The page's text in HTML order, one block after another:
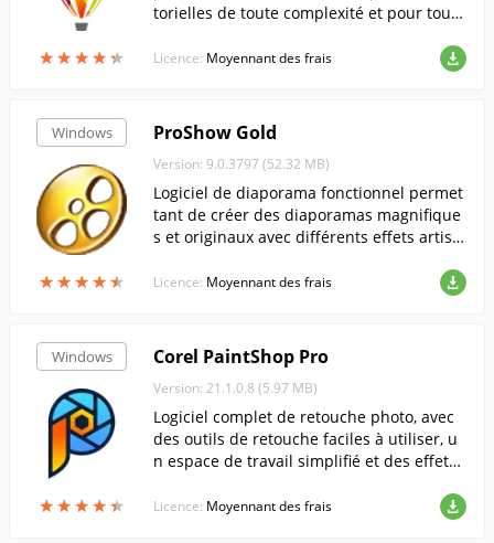
★★★★★
★★★★★
torielles de toute complexité et pour tout
Licence: Moyennant des frais
Windows
★★★★★
★★★★★
ProShow Gold
Version: 9.0.3797 (52.32 MB)
Logiciel de diaporama fonctionnel permet
tant de créer des diaporamas magnifique
s et originaux avec différents effets artisti
idéo.
Licence: Moyennant des frais
Windows
★★★★★
★★★★★
Corel PaintShop Pro
Version: 21.1.0.8 (5.97 MB)
Logiciel complet de retouche photo, avec
des outils de retouche faciles à utiliser, u
n espace de travail simplifié et des effets
Licence: Moyennant des frais